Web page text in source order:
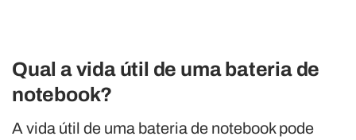
Qual a vida útil de uma bateria de
notebook?
A vida útil de uma bateria de notebook pode